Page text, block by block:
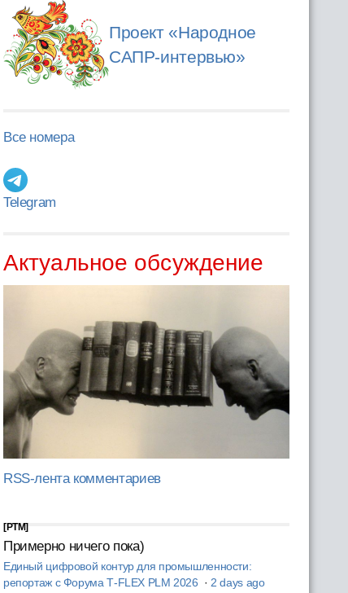
Проект «Народное
САПР-интервью»
Все номера
Telegram
Актуальное обсуждение
RSS-лента комментариев
[PTM]
Примерно ничего пока)
Единый цифровой контур для промышленности:
репортаж с Форума T‑FLEX PLM 2026 · 2 days ago